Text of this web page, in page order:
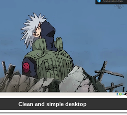
Clean and simple desktop